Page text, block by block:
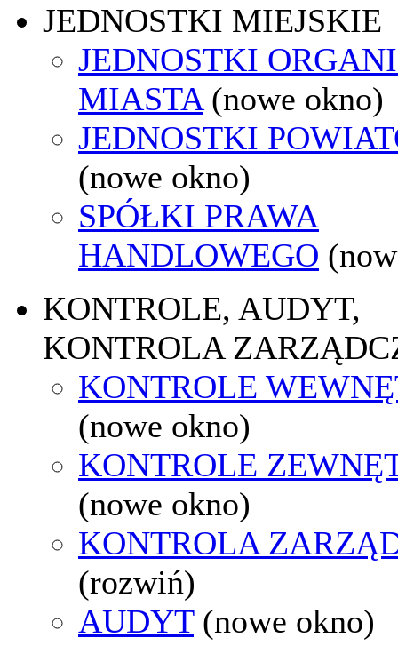
JEDNOSTKI MIEJSKIE
JEDNOSTKI
MIASTA (nowe okno)
JEDNOSTKI
(nowe okno)
SPÓŁKI PRAWA
HANDLOWEGO
KONTROLE, AUDYT,
KONTROLA
KONTROLE
(nowe okno)
KONTROLE
(nowe okno)
KONTROLA
(rozwiń)
AUDYT (nowe okno)